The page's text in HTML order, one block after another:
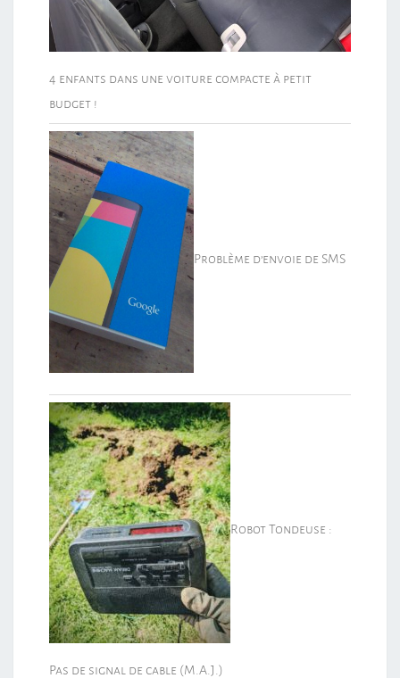
4 enfants dans une voiture compacte à petit
budget !
Problème d’envoie de SMS
Robot Tondeuse :
Pas de signal de cable (M.A.J.)